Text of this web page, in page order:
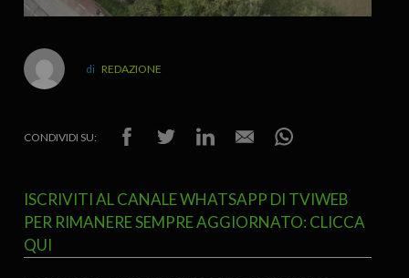
REDAZIONE
CONDIVIDI SU:
ISCRIVITI AL CANALE WHATSAPP DI TVIWEB
PER RIMANERE SEMPRE AGGIORNATO: CLICCA
QUI